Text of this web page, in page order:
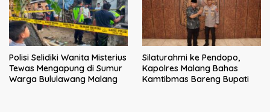
Polisi Selidiki Wanita Misterius
Tewas Mengapung di Sumur
Warga Bululawang Malang
Silaturahmi ke Pendopo,
Kapolres Malang Bahas
Kamtibmas Bareng Bupati